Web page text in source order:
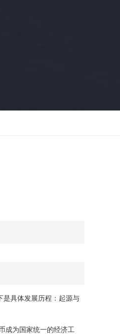
是具体发展历程：起源与
成为国家统一的经济工